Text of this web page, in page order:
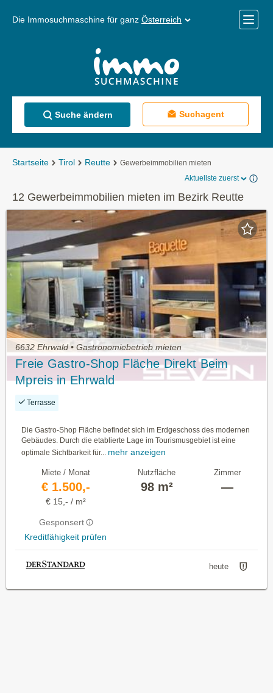
Die Immosuchmaschine für ganz Österreich
Menü
Suche ändern Suchagent
Startseite Tirol Reutte
Gewerbeimmobilien mieten
Aktuellste zuerst
12 Gewerbeimmobilien mieten im Bezirk Reutte
6632 Ehrwald • Gastronomiebetrieb mieten
Freie Gastro-Shop Fläche Direkt Beim
Mpreis in Ehrwald
Terrasse
Die Gastro-Shop Fläche befindet sich im Erdgeschoss des modernen
Gebäudes. Durch die etablierte Lage im Tourismusgebiet ist eine
optimale Sichtbarkeit für...
mehr anzeigen
Miete / Monat
€ 1.500,-
€ 15,- / m²
Gesponsert
Kreditfähigkeit prüfen
Nutzfläche
98 m²
Zimmer
—
heute